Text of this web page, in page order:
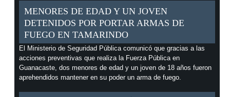
MENORES DE EDAD Y UN JOVEN
DETENIDOS POR PORTAR ARMAS DE
FUEGO EN TAMARINDO
El Ministerio de Seguridad Pública comunicó que gracias a las
acciones preventivas que realiza la Fuerza Pública en
Guanacaste, dos menores de edad y un joven de 18 años fueron
aprehendidos mantener en su poder un arma de fuego.